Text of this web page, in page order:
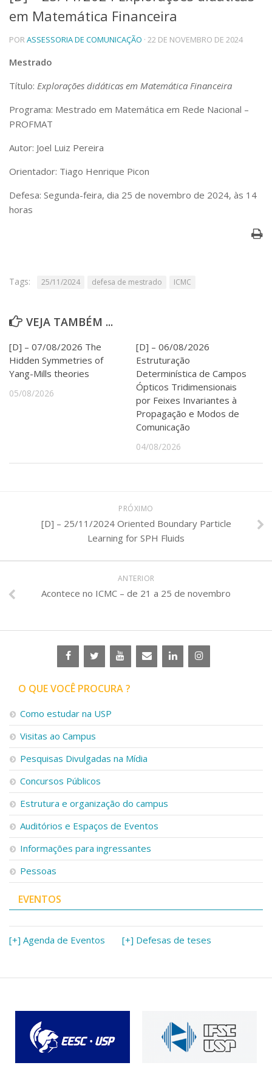
Telefones e Mapas
Pessoas
Ensino
Graduação
Educação a distância
Pesquisa e Inovação
Centros, Núcleos e Projetos em Rede
Iniciação Científica
Empresas Juniores
Extensão à Comunidade
Serviços
Segurança, Trânsito e Prevenção
Outros serviços
Comunicação
Aplicativos e Sites
em Matemática Financeira
PORASSESSORIA DE COMUNICAÇÃO · 22 DE NOVEMBRO DE 2024
Mestrado
Título: Explorações didáticas em Matemática Financeira
Programa: Mestrado em Matemática em Rede Nacional –
PROFMAT
Autor: Joel Luiz Pereira
Orientador: Tiago Henrique Picon
Defesa: Segunda-feira, dia 25 de novembro de 2024, às 14
horas
Tags: 25/11/2024 defesa de mestrado ICMC
VEJA TAMBÉM ...
[D] – 07/08/2026 The
Hidden Symmetries of
Yang-Mills theories
05/08/2026
[D] – 06/08/2026
Estruturação
Determinística de Campos
Ópticos Tridimensionais
por Feixes Invariantes à
Propagação e Modos de
Comunicação
04/08/2026
PRÓXIMO
[D] – 25/11/2024 Oriented Boundary Particle
Learning for SPH Fluids
ANTERIOR
Acontece no ICMC – de 21 a 25 de novembro
O QUE VOCÊ PROCURA ?
Como estudar na USP
Visitas ao Campus
Pesquisas Divulgadas na Mídia
Concursos Públicos
Estrutura e organização do campus
Auditórios e Espaços de Eventos
Informações para ingressantes
Pessoas
EVENTOS
[+] Agenda de Eventos [+] Defesas de teses